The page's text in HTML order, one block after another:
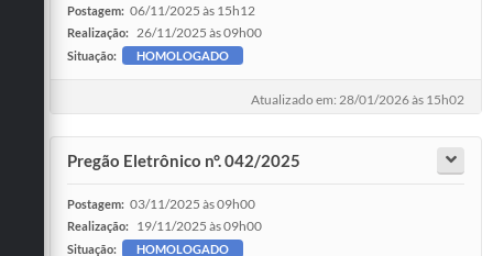
Postagem: 06/11/2025 às 15h12
Realização: 26/11/2025 às 09h00
Situação: HOMOLOGADO
Atualizado em: 28/01/2026 às 15h02
Pregão Eletrônico n°. 042/2025
Postagem: 03/11/2025 às 09h00
Realização: 19/11/2025 às 09h00
Situação: HOMOLOGADO